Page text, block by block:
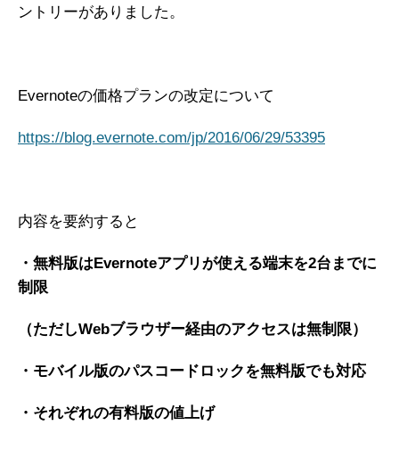
ントリーがありました。
Evernoteの価格プランの改定について
https://blog.evernote.com/jp/2016/06/29/53395
内容を要約すると
・無料版はEvernoteアプリが使える端末を2台までに
制限
（ただしWebブラウザー経由のアクセスは無制限）
・モバイル版のパスコードロックを無料版でも対応
・それぞれの有料版の値上げ